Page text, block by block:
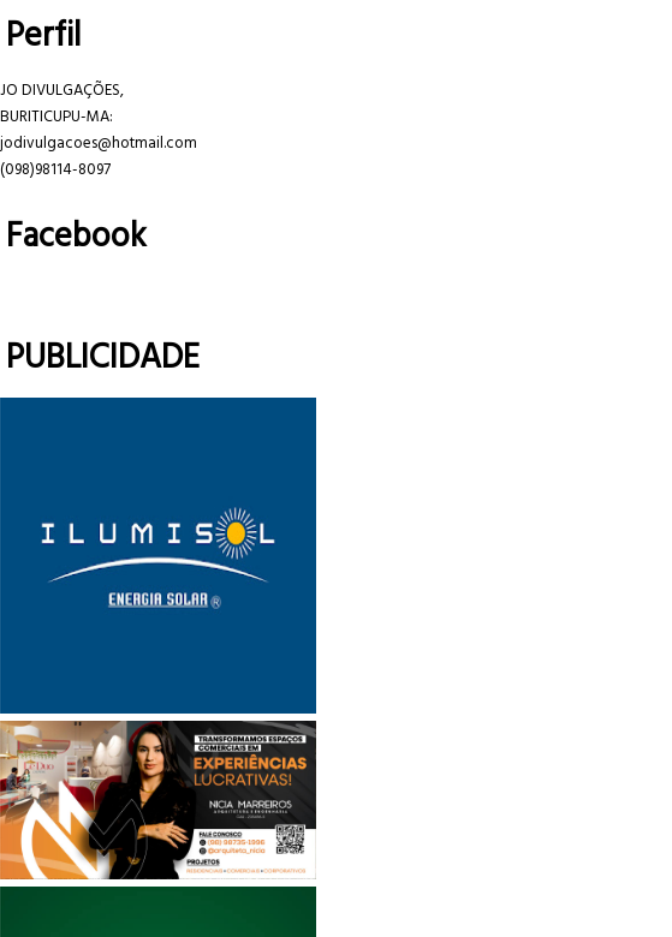
Perfil
JO DIVULGAÇÕES,
BURITICUPU-MA:
jodivulgacoes@hotmail.com
(098)98114-8097
Facebook
PUBLICIDADE